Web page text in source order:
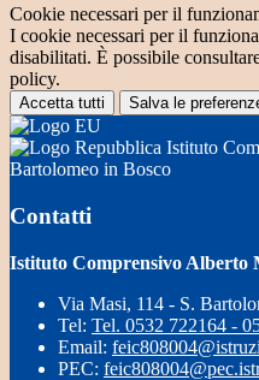
Cookie necessari per il
I cookie necessari per il
disabilitati. È possibile
policy.
Accetta tutti Salva le
Istituto
Bartolomeo in Bosco
Contatti
Istituto Comprensivo Alberto
Via Masi, 114 - S.
Tel: Tel. 0532 722164 -
Email:
PEC: